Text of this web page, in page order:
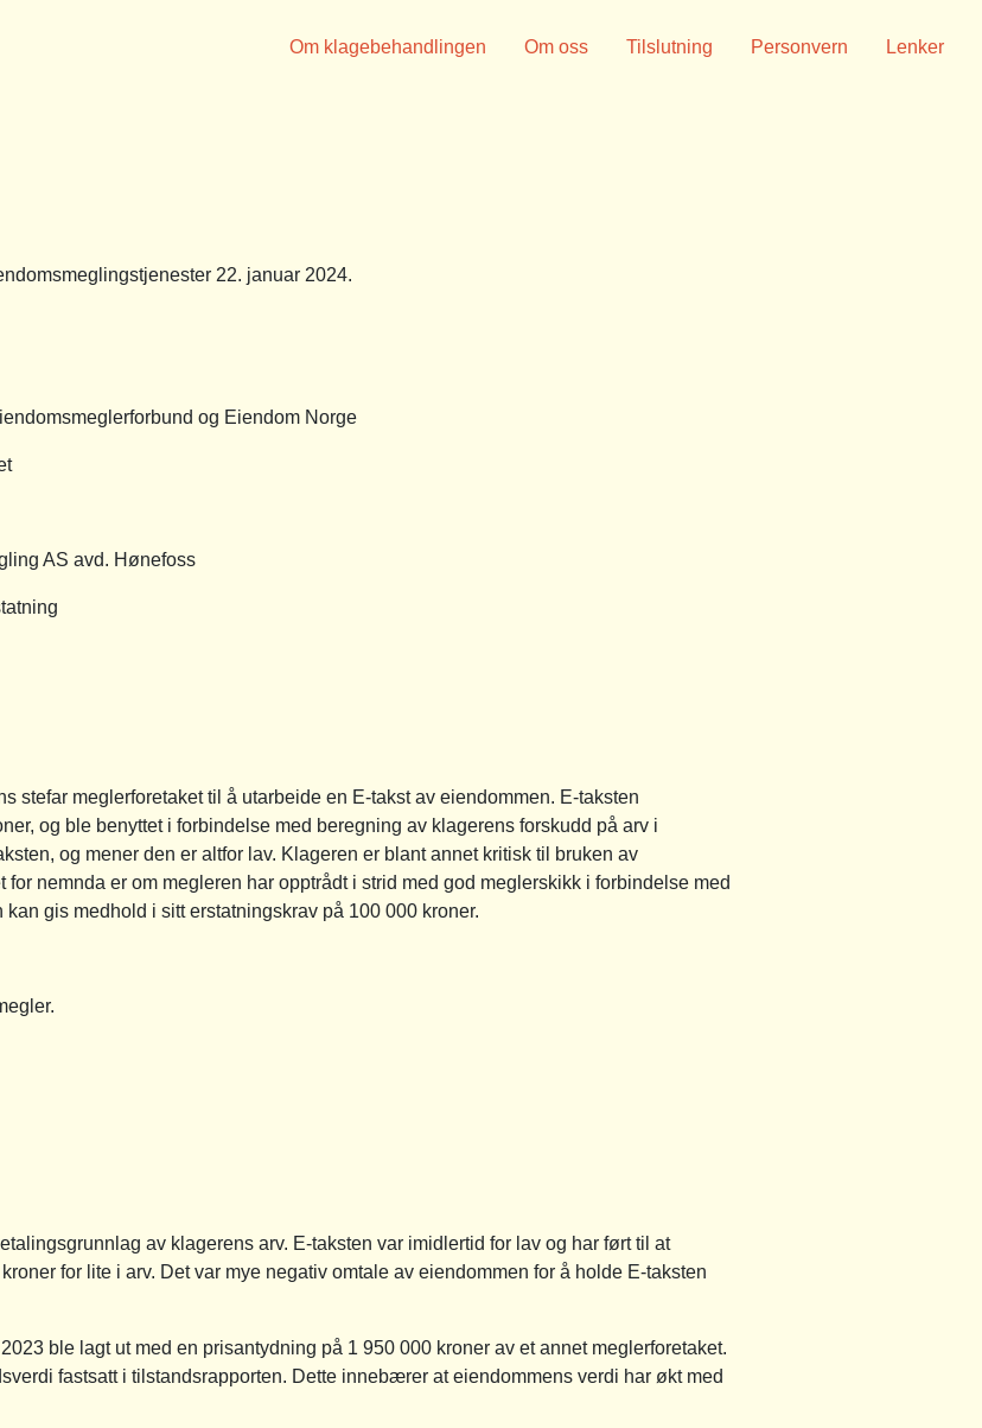
Om klagebehandlingen Om oss Tilslutning Personvern Lenker
22. januar 2024.
og Eiendom Norge
AS avd. Hønefoss
stefar meglerforetaket til å utarbeide en E-takst av eiendommen. E-taksten
og ble benyttet i forbindelse med beregning av klagerens forskudd på arv i
og mener den er altfor lav. Klageren er blant annet kritisk til bruken av
nemnda er om megleren har opptrådt i strid med god meglerskikk i forbindelse med
gis medhold i sitt erstatningskrav på 100 000 kroner.
av klagerens arv. E-taksten var imidlertid for lav og har ført til at
for lite i arv. Det var mye negativ omtale av eiendommen for å holde E-taksten
ble lagt ut med en prisantydning på 1 950 000 kroner av et annet meglerforetaket.
fastsatt i tilstandsrapporten. Dette innebærer at eiendommens verdi har økt med